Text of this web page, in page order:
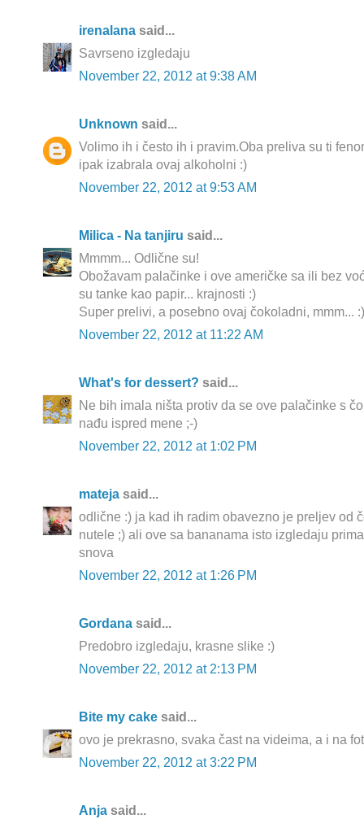
irenalana said...
Savrseno izgledaju
November 22, 2012 at 9:38 AM
Unknown said...
Volimo ih i često ih i pravim.Oba preliva su ti
ipak izabrala ovaj alkoholni :)
November 22, 2012 at 9:53 AM
Milica - Na tanjiru said...
Mmmm... Odlične su!
Obožavam palačinke i ove američke sa ili bez
su tanke kao papir... krajnosti :)
Super prelivi, a posebno ovaj čokoladni, mmm... :)
November 22, 2012 at 11:22 AM
What's for dessert? said...
Ne bih imala ništa protiv da se ove palačinke s
nađu ispred mene ;-)
November 22, 2012 at 1:02 PM
mateja said...
odlične :) ja kad ih radim obavezno je preljev od
nutele ;) ali ove sa bananama isto izgledaju
snova
November 22, 2012 at 1:26 PM
Gordana said...
Predobro izgledaju, krasne slike :)
November 22, 2012 at 2:13 PM
Bite my cake said...
ovo je prekrasno, svaka čast na videima, a i na
November 22, 2012 at 3:22 PM
Anja said...